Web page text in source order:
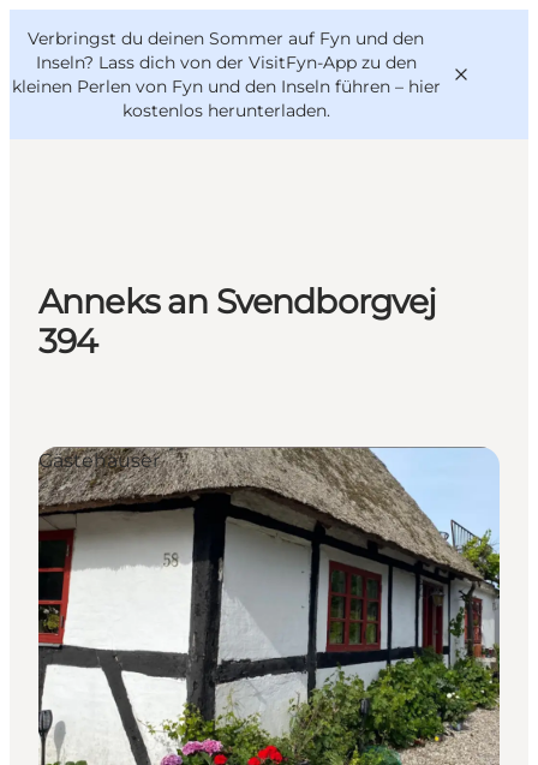
Verbringst du deinen Sommer auf Fyn und den
Inseln? Lass dich von der VisitFyn-App zu den
kleinen Perlen von Fyn und den Inseln führen – hier
kostenlos herunterladen.
Outdoor & bike
Essen & trinken
Übernachtung
VisitFyn
Deutsch
Anneks an Svendborgvej
394
Gästehäuser